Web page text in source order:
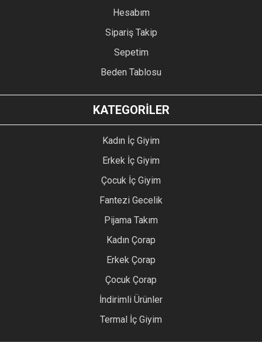
Hesabım
Sipariş Takip
Sepetim
Beden Tablosu
KATEGORİLER
Kadın İç Giyim
Erkek İç Giyim
Çocuk İç Giyim
Fantezi Gecelik
Pijama Takım
Kadın Çorap
Erkek Çorap
Çocuk Çorap
İndirimli Ürünler
Termal İç Giyim